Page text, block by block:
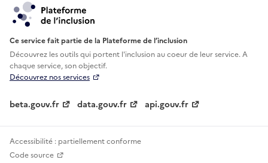
Ce service fait partie de la Plateforme de l’inclusion
Découvrez les outils qui portent l'inclusion aucoeur de leur service. A
chaque service, son objectif.
Découvrez nos services
beta.gouv.fr data.gouv.fr api.gouv.fr
Accessibilité : partiellement conforme
Code source